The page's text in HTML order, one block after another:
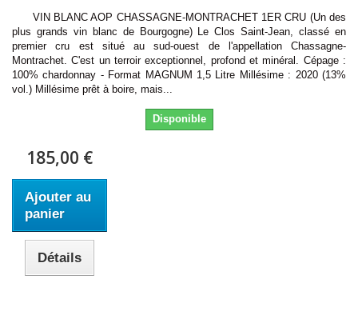
VIN BLANC AOP CHASSAGNE-MONTRACHET 1ER CRU (Un des
plus grands vin blanc de Bourgogne) Le Clos Saint-Jean, classé en
premier cru est situé au sud-ouest de l'appellation Chassagne-
Montrachet. C'est un terroir exceptionnel, profond et minéral. Cépage :
100% chardonnay - Format MAGNUM 1,5 Litre Millésime : 2020 (13%
vol.) Millésime prêt à boire, mais...
Disponible
185,00 €
Ajouter au
panier
Détails